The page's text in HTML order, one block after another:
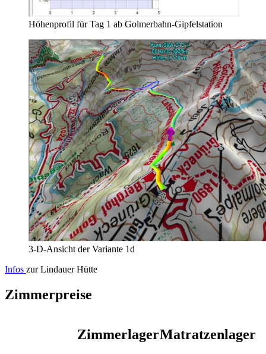
Höhenprofil für Tag 1 ab Golmerbahn-Gipfelstation
3-D-Ansicht der Variante 1d
Infos zur Lindauer Hütte
Zimmerpreise
ZimmerlagerMatratzenlager